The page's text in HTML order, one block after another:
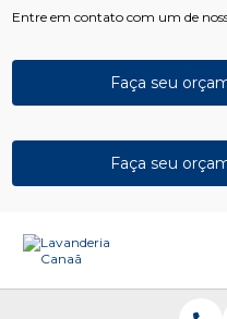
Entre em contato com um de
Faça seu
Faça seu